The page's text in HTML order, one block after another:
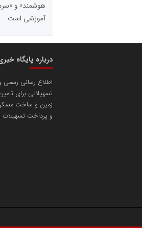
هوشمند» و
آموزشی است
درباره پایگاه
اطلاع رسانی
تسهیلاتی برای
زمین و ساخت مسکن
و پرداخت تسهیلات